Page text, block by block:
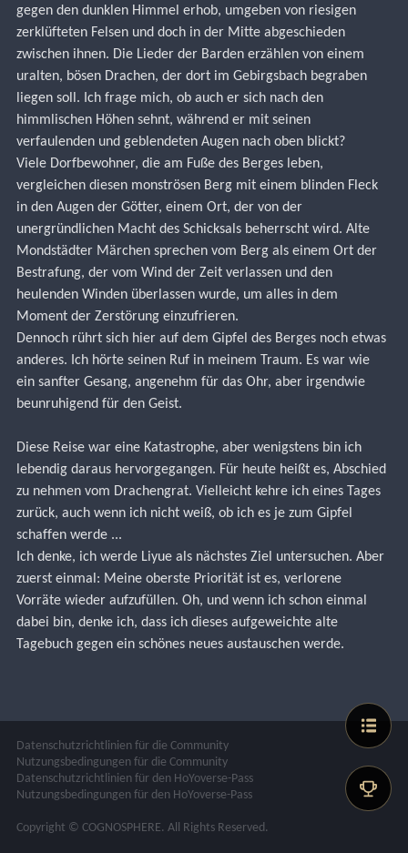
gegen den dunklen Himmel erhob, umgeben von riesigen
zerklüfteten Felsen und doch in der Mitte abgeschieden
zwischen ihnen. Die Lieder der Barden erzählen von einem
uralten, bösen Drachen, der dort im Gebirgsbach begraben
liegen soll. Ich frage mich, ob auch er sich nach den
himmlischen Höhen sehnt, während er mit seinen
verfaulenden und geblendeten Augen nach oben blickt?
Viele Dorfbewohner, die am Fuße des Berges leben,
vergleichen diesen monströsen Berg mit einem blinden Fleck
in den Augen der Götter, einem Ort, der von der
unergründlichen Macht des Schicksals beherrscht wird. Alte
Mondstädter Märchen sprechen vom Berg als einem Ort der
Bestrafung, der vom Wind der Zeit verlassen und den
heulenden Winden überlassen wurde, um alles in dem
Moment der Zerstörung einzufrieren.
Dennoch rührt sich hier auf dem Gipfel des Berges noch etwas
anderes. Ich hörte seinen Ruf in meinem Traum. Es war wie
ein sanfter Gesang, angenehm für das Ohr, aber irgendwie
beunruhigend für den Geist.
Diese Reise war eine Katastrophe, aber wenigstens bin ich
lebendig daraus hervorgegangen. Für heute heißt es, Abschied
zu nehmen vom Drachengrat. Vielleicht kehre ich eines Tages
zurück, auch wenn ich nicht weiß, ob ich es je zum Gipfel
schaffen werde ...
Ich denke, ich werde Liyue als nächstes Ziel untersuchen. Aber
zuerst einmal: Meine oberste Priorität ist es, verlorene
Vorräte wieder aufzufüllen. Oh, und wenn ich schon einmal
dabei bin, denke ich, dass ich dieses aufgeweichte alte
Tagebuch gegen ein schönes neues austauschen werde.
Datenschutzrichtlinien für die Community
Nutzungsbedingungen für die Community
Datenschutzrichtlinien für den HoYoverse-Pass
Nutzungsbedingungen für den HoYoverse-Pass
Copyright © COGNOSPHERE. All Rights Reserved.